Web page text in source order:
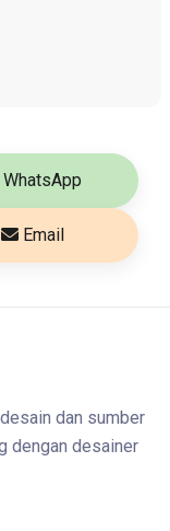
WhatsApp
Email
dan sumber
dengan desainer